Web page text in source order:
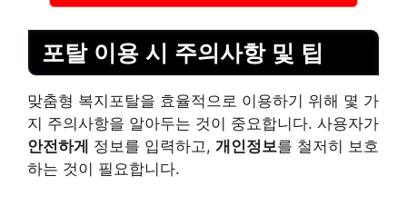
포탈 이용 시 주의사항 및 팁
맞춤형 복지포탈을 효율적으로 이용하기 위해 몇 가
지 주의사항을 알아두는 것이 중요합니다. 사용자가
안전하게 정보를 입력하고, 개인정보를 철저히 보호
하는 것이 필요합니다.